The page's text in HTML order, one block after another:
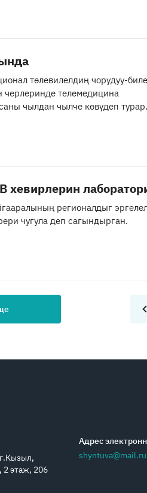
төлевилелдиң чорудуу-биле
телемедицина
чылдан чылче көвүдеп турар.
хевирлерин
регионалдыг
чугула деп сагындырган.
2 этаж, 206
Адрес
shyntuva@mail.ru